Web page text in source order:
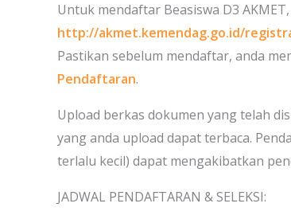
Untuk mendaftar Beasiswa D3
http://akmet.kemendag.go.id/
Pastikan sebelum mendaftar, anda
Pendaftaran.
Upload berkas dokumen yang telah
yang anda upload dapat terbaca.
terlalu kecil) dapat mengakibatkan
JADWAL PENDAFTARAN & SELEKSI: